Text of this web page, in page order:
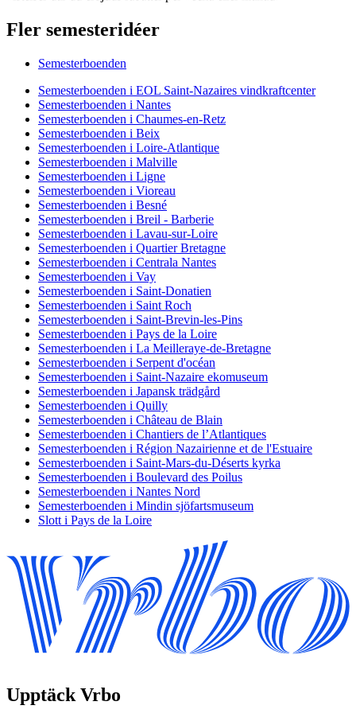
Fler semesteridéer
Semesterboenden
Semesterboenden i EOL Saint-Nazaires vindkraftcenter
Semesterboenden i Nantes
Semesterboenden i Chaumes-en-Retz
Semesterboenden i Beix
Semesterboenden i Loire-Atlantique
Semesterboenden i Malville
Semesterboenden i Ligne
Semesterboenden i Vioreau
Semesterboenden i Besné
Semesterboenden i Breil - Barberie
Semesterboenden i Lavau-sur-Loire
Semesterboenden i Quartier Bretagne
Semesterboenden i Centrala Nantes
Semesterboenden i Vay
Semesterboenden i Saint-Donatien
Semesterboenden i Saint Roch
Semesterboenden i Saint-Brevin-les-Pins
Semesterboenden i Pays de la Loire
Semesterboenden i La Meilleraye-de-Bretagne
Semesterboenden i Serpent d'océan
Semesterboenden i Saint-Nazaire ekomuseum
Semesterboenden i Japansk trädgård
Semesterboenden i Quilly
Semesterboenden i Château de Blain
Semesterboenden i Chantiers de l’Atlantiques
Semesterboenden i Région Nazairienne et de l'Estuaire
Semesterboenden i Saint-Mars-du-Déserts kyrka
Semesterboenden i Boulevard des Poilus
Semesterboenden i Nantes Nord
Semesterboenden i Mindin sjöfartsmuseum
Slott i Pays de la Loire
Upptäck Vrbo